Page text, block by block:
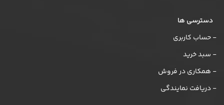
دسترسی ها
- حساب کاربری
- سبد خرید
- همکاری در فروش
- دریافت نمایندگی